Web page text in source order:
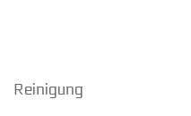
Reinigung